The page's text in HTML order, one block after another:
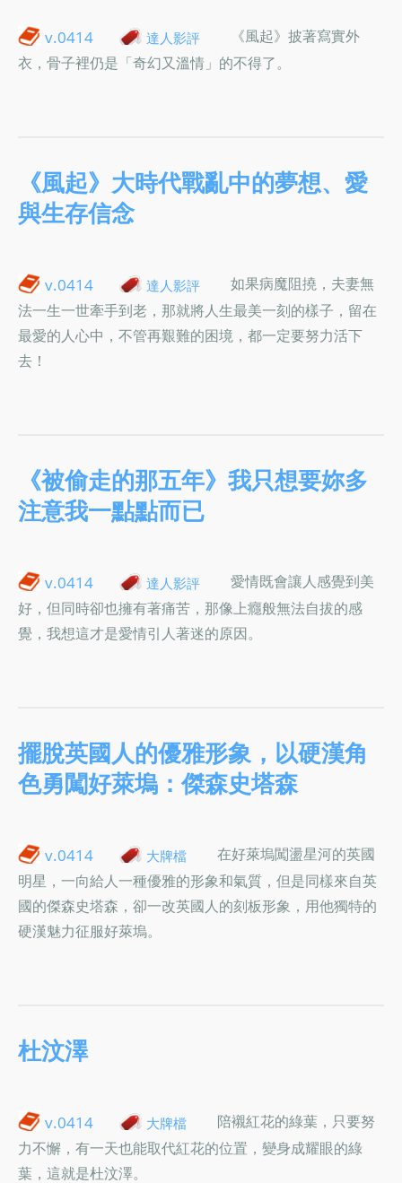
v.0414 達人影評
《風起》披著寫實外
衣，骨子裡仍是「奇幻又溫情」的不得了。
《風起》大時代戰亂中的夢想、愛
與生存信念
v.0414 達人影評
如果病魔阻撓，夫妻無
法一生一世牽手到老，那就將人生最美一刻的樣子，留在
最愛的人心中，不管再艱難的困境，都一定要努力活下
去！
《被偷走的那五年》我只想要妳多
注意我一點點而已
v.0414 達人影評
愛情既會讓人感覺到美
好，但同時卻也擁有著痛苦，那像上癮般無法自拔的感
覺，我想這才是愛情引人著迷的原因。
擺脫英國人的優雅形象，以硬漢角
色勇闖好萊塢：傑森史塔森
v.0414 大牌檔
在好萊塢闖盪星河的英國
明星，一向給人一種優雅的形象和氣質，但是同樣來自英
國的傑森史塔森，卻一改英國人的刻板形象，用他獨特的
硬漢魅力征服好萊塢。
杜汶澤
v.0414 大牌檔
陪襯紅花的綠葉，只要努
力不懈，有一天也能取代紅花的位置，變身成耀眼的綠
葉，這就是杜汶澤。